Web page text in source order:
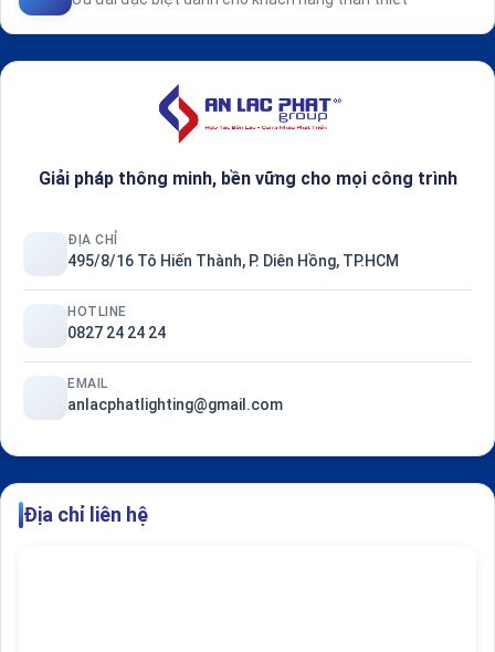
Giải pháp thông minh, bền vững cho mọi công trình
ĐỊA CHỈ
495/8/16 Tô Hiến Thành, P. Diên Hồng, TP.HCM
HOTLINE
0827 24 24 24
EMAIL
anlacphatlighting@gmail.com
Địa chỉ liên hệ